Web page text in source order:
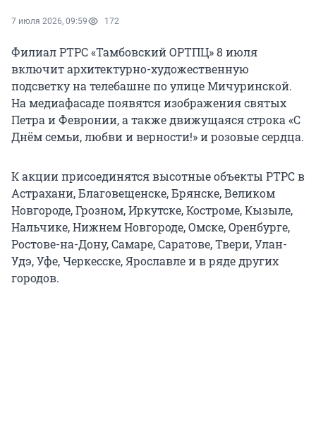
7 июля 2026, 09:59 172
Филиал РТРС «Тамбовский ОРТПЦ» 8 июля
включит архитектурно-художественную
подсветку на телебашне по улице Мичуринской.
На медиафасаде появятся изображения святых
Петра и Февронии, а также движущаяся строка «С
Днём семьи, любви и верности!» и розовые сердца.
К акции присоединятся высотные объекты РТРС в
Астрахани, Благовещенске, Брянске, Великом
Новгороде, Грозном, Иркутске, Костроме, Кызыле,
Нальчике, Нижнем Новгороде, Омске, Оренбурге,
Ростове-на-Дону, Самаре, Саратове, Твери, Улан-
Удэ, Уфе, Черкесске, Ярославле и в ряде других
городов.